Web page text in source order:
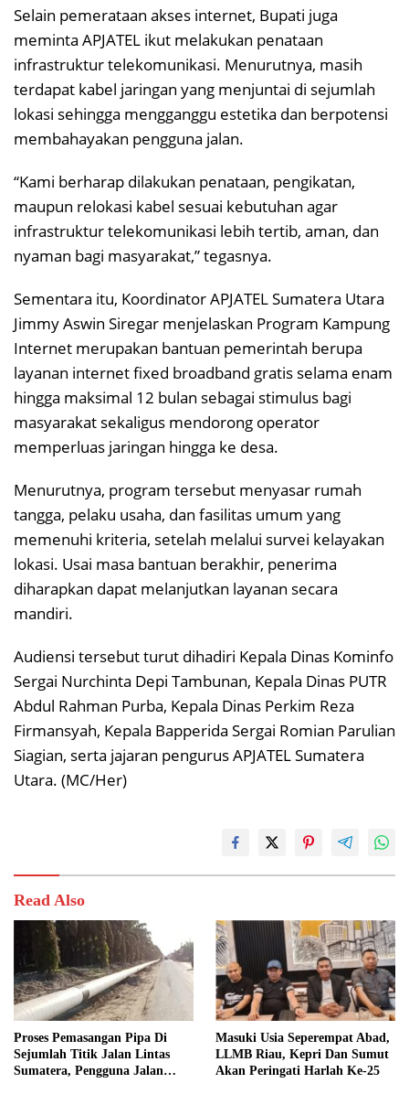
Selain pemerataan akses internet, Bupati juga
meminta APJATEL ikut melakukan penataan
infrastruktur telekomunikasi. Menurutnya, masih
terdapat kabel jaringan yang menjuntai di sejumlah
lokasi sehingga mengganggu estetika dan berpotensi
membahayakan pengguna jalan.
“Kami berharap dilakukan penataan, pengikatan,
maupun relokasi kabel sesuai kebutuhan agar
infrastruktur telekomunikasi lebih tertib, aman, dan
nyaman bagi masyarakat,” tegasnya.
Sementara itu, Koordinator APJATEL Sumatera Utara
Jimmy Aswin Siregar menjelaskan Program Kampung
Internet merupakan bantuan pemerintah berupa
layanan internet fixed broadband gratis selama enam
hingga maksimal 12 bulan sebagai stimulus bagi
masyarakat sekaligus mendorong operator
memperluas jaringan hingga ke desa.
Menurutnya, program tersebut menyasar rumah
tangga, pelaku usaha, dan fasilitas umum yang
memenuhi kriteria, setelah melalui survei kelayakan
lokasi. Usai masa bantuan berakhir, penerima
diharapkan dapat melanjutkan layanan secara
mandiri.
Audiensi tersebut turut dihadiri Kepala Dinas Kominfo
Sergai Nurchinta Depi Tambunan, Kepala Dinas PUTR
Abdul Rahman Purba, Kepala Dinas Perkim Reza
Firmansyah, Kepala Bapperida Sergai Romian Parulian
Siagian, serta jajaran pengurus APJATEL Sumatera
Utara. (MC/Her)
Read Also
Proses Pemasangan Pipa Di
Sejumlah Titik Jalan Lintas
Sumatera, Pengguna Jalan
Masuki Usia Seperempat Abad,
LLMB Riau, Kepri Dan Sumut
Akan Peringati Harlah Ke-25